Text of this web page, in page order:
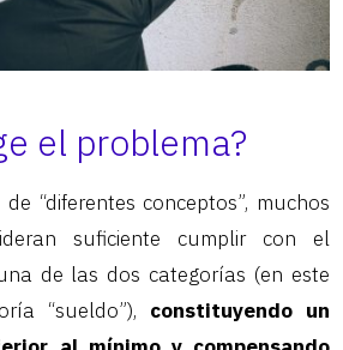
el problema?
“diferentes conceptos”, muchos
suficiente cumplir con el
de las dos categorías (en este
“sueldo”), constituyendo un